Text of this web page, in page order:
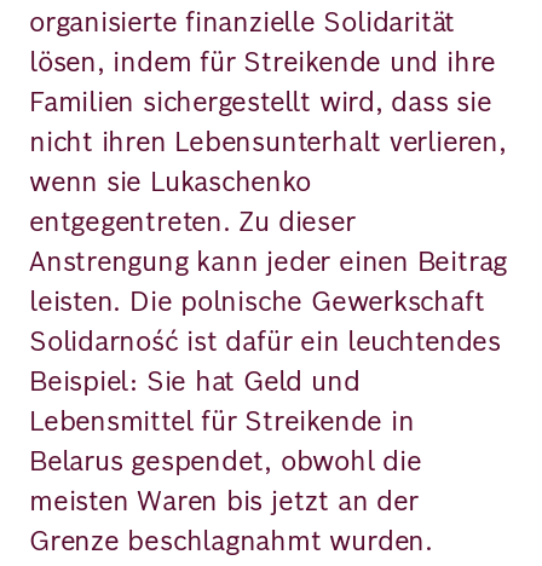
organisierte finanzielle Solidarität
lösen, indem für Streikende und ihre
Familien sichergestellt wird, dass sie
nicht ihren Lebensunterhalt verlieren,
wenn sie Lukaschenko
entgegentreten. Zu dieser
Anstrengung kann jeder einen Beitrag
leisten. Die polnische Gewerkschaft
Solidarność ist dafür ein leuchtendes
Beispiel: Sie hat Geld und
Lebensmittel für Streikende in
Belarus gespendet, obwohl die
meisten Waren bis jetzt an der
Grenze beschlagnahmt wurden.